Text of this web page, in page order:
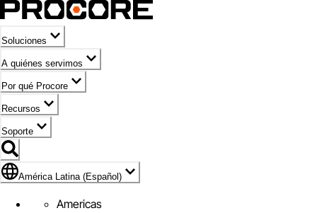
Soluciones
A quiénes servimos
Por qué Procore
Recursos
Soporte
Bandera de América Latina (Español)
América Latina (Español)
Americas